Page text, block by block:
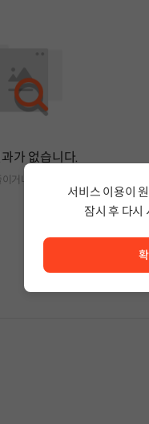
가 없습니다.
거나 필터조건을 변경하세요.
서비스 이용이
잠시 후 다시